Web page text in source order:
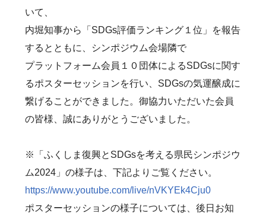
いて、
内堀知事から「SDGs評価ランキング１位」を報告
するとともに、シンポジウム会場隣で
プラットフォーム会員１０団体によるSDGsに関す
るポスターセッションを行い、SDGsの気運醸成に
繋げることができました。御協力いただいた会員
の皆様、誠にありがとうございました。
※「ふくしま復興とSDGsを考える県民シンポジウ
ム2024」の様子は、下記よりご覧ください。
https://www.youtube.com/live/nVKYEk4Cju0
ポスターセッションの様子については、後日お知